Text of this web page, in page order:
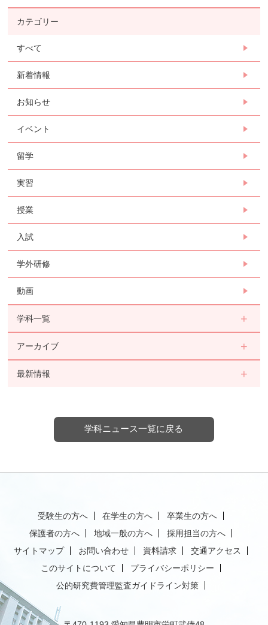
カテゴリー
すべて
新着情報
お知らせ
イベント
留学
実習
授業
入試
学外研修
動画
学科一覧
アーカイブ
最新情報
学科ニュース一覧に戻る
受験生の方へ 在学生の方へ
卒業生の方へ
保護者の方へ
地域一般の方へ
採用担当の方へ
サイトマップ
お問い合わせ 資料請求
交通アクセス
このサイトについて
プライバシーポリシー
公的研究費管理監査ガイドライン対策